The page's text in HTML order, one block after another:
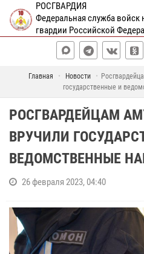
РОСГВАРДИЯ
Федеральная служба войск
гвардии Российской
Главная Новости
государственные и
РОСГВАРДЕЙЦАМ
ВРУЧИЛИ
ВЕДОМСТВЕННЫЕ
26 февраля 2023, 04:40